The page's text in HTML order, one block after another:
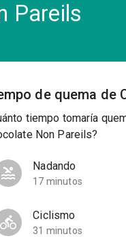
Pareils
de quema de
tiempo tomaría
Non Pareils?
Nadando
17 minutos
Ciclismo
31 minutos